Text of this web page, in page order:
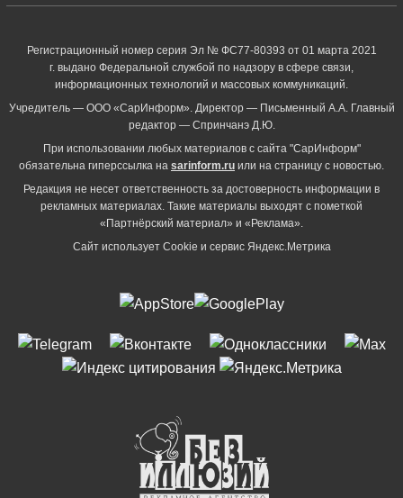
Регистрационный номер серия Эл № ФС77-80393 от 01 марта 2021
г. выдано Федеральной службой по надзору в сфере связи,
информационных технологий и массовых коммуникаций.
Учредитель — ООО «СарИнформ». Директор — Письменный А.А. Главный
редактор — Спринчанэ Д.Ю.
При использовании любых материалов с сайта "СарИнформ"
обязательна гиперссылка на sarinform.ru или на страницу с новостью.
Редакция не несет ответственность за достоверность информации в
рекламных материалах. Такие материалы выходят с пометкой
«Партнёрский материал» и «Реклама».
Сайт использует Cookie и сервиc Яндекс.Метрика